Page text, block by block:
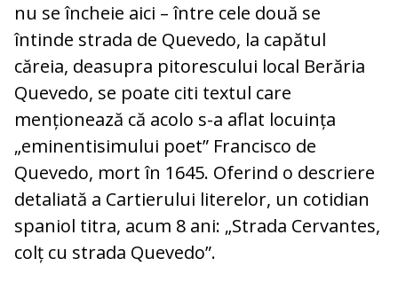
nu se încheie aici – între cele două se
întinde strada de Quevedo, la capătul
căreia, deasupra pitorescului local Berăria
Quevedo, se poate citi textul care
menționează că acolo s-a aflat locuința
„eminentisimului poet” Francisco de
Quevedo, mort în 1645. Oferind o descriere
detaliată a Cartierului literelor, un cotidian
spaniol titra, acum 8 ani: „Strada Cervantes,
colț cu strada Quevedo”.